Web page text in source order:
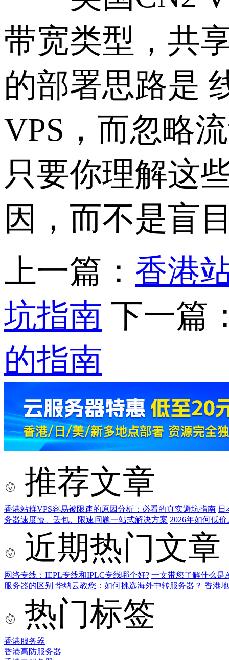
带宽类型，共
的部署思路是
VPS，而忽略
只要你理解这
因，而不是盲
上一篇： 香港
坑指南 下一篇
的指南
推荐文章
香港站群VPS容易被限速的原因分析：必看的真实避坑指南 日
务器速度慢、丢包、限速问题一站式解决方案 2026年如何低
近期热门文章
网络专线：IEPL专线和IPLC专线哪个好? 一文带您了解什么是
服务器的区别 华纳云教您：如何挑选海外中转服务器？ 香港
热门标签
香港服务器
香港高防服务器